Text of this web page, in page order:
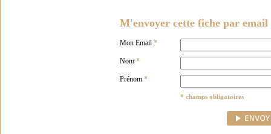
M'envoyer cette fiche par email
Mon Email *
Nom *
Prénom *
* champs obligatoires